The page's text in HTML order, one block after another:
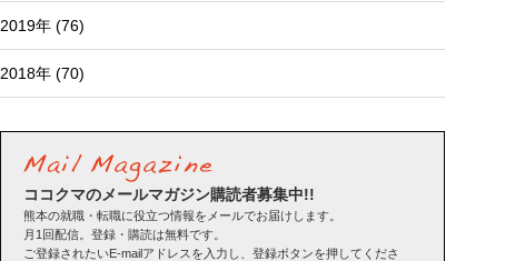
2019年 (76)
2018年 (70)
ココクマのメールマガジン購読者募集中!!
熊本の就職・転職に役立つ情報をメールでお届けします。
月1回配信。登録・購読は無料です。
ご登録されたいE-mailアドレスを入力し、登録ボタンを押してくださ